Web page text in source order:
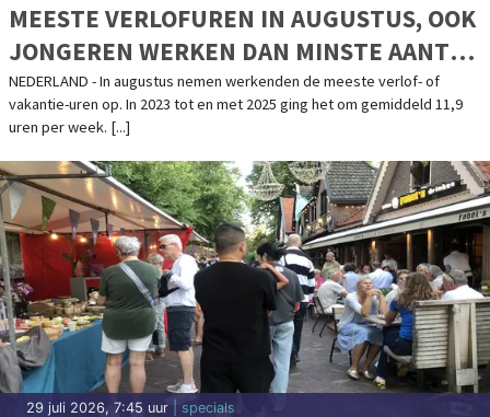
MEESTE VERLOFUREN IN AUGUSTUS, OOK
JONGEREN WERKEN DAN MINSTE AANTAL
UREN
NEDERLAND - In augustus nemen werkenden de meeste verlof- of
vakantie-uren op. In 2023 tot en met 2025 ging het om gemiddeld 11,9
uren per week. [...]
29 juli 2026, 7:45 uur | specials